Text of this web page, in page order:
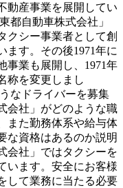
動産事業を展開してい
都自動車株式会社」
クシー事業者として創
ます。その後1971年に
事業も展開し、1971年
称を変更しまし
なドライバーを募集
会社」がどのような職
また勤務体系や給与体
な資格はあるのか説明
会社」ではタクシーを
います。安全にお客様
して業務に当たる必要